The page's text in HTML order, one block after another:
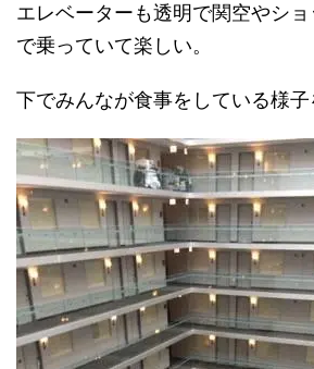
エレベーターも透明で関空やシ
で乗っていて楽しい。
下でみんなが食事をしている様子